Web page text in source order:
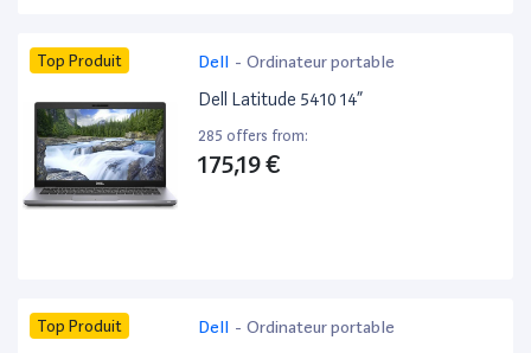
Top Produit Dell - Ordinateur portable
Dell Latitude 5410 14”
285 offers from:
175,19 €
Top Produit Dell - Ordinateur portable